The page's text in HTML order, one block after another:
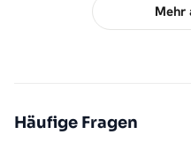
Mehr
Häufige Fragen